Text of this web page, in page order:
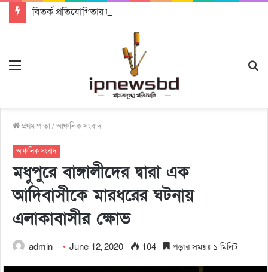
প্রথম পাতা/আঞ্চলিক সংবাদ
আঞ্চলিক সংবাদ
মধুপুরে বাঙ্গালীদের দ্বারা এক
আদিবাসীকে মারধরের ঘটনায়
এলাকাবাসীর ক্ষোভ
admin June 12, 2020 104 পড়ার সময়ঃ ১ মিনিট